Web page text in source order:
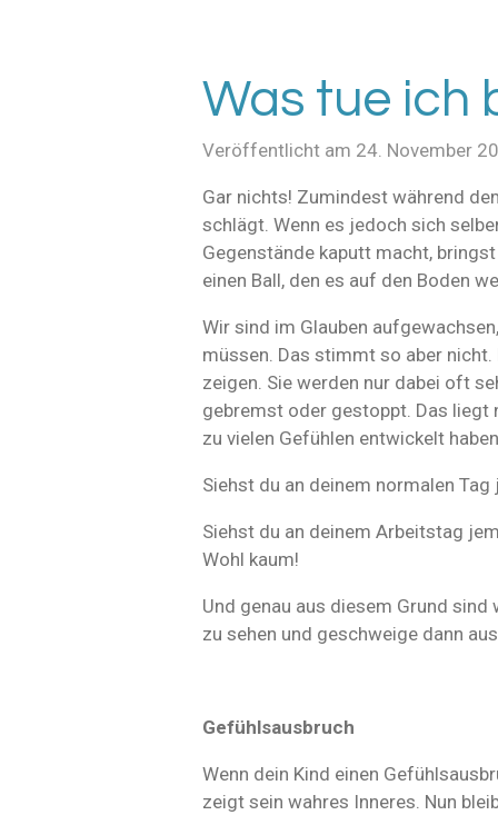
Was tue ich
Veröffentlicht am 24. November
Gar nichts! Zumindest während
schlägt. Wenn es jedoch sich
Gegenstände kaputt macht,
einen Ball, den es auf den Boden
Wir sind im Glauben
müssen. Das stimmt so aber
zeigen. Sie werden nur dabei oft
gebremst oder gestoppt. Das liegt
zu vielen Gefühlen entwickelt
Siehst du an deinem normalen
Siehst du an deinem Arbeitstag
Wohl kaum!
Und genau aus diesem Grund
zu sehen und geschweige dann
Gefühlsausbruch
Wenn dein Kind einen
zeigt sein wahres Inneres. Nun